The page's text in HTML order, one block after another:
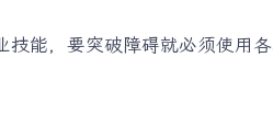
能，要突破障碍就必须使用各